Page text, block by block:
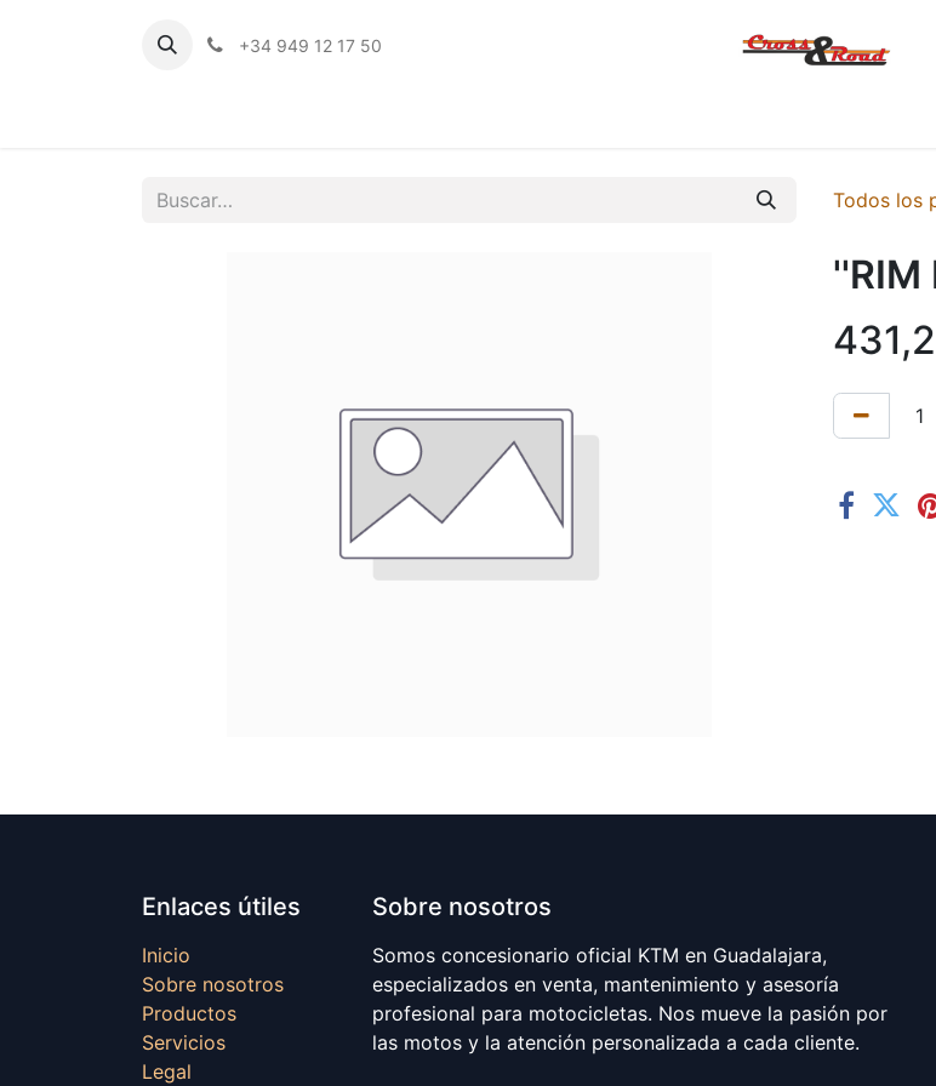
+34 949 12 17 50
Todos los
''RIM
Enlaces útiles
Inicio
Sobre nosotros
Productos
Servicios
Legal
Sobre nosotros
Somos concesionario oficial KTM en Guadalajara,
especializados en venta, mantenimiento y asesoría
profesional para motocicletas. Nos mueve la pasión por
las motos y la atención personalizada a cada cliente.